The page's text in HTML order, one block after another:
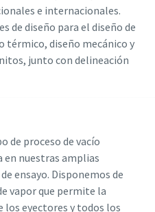
e internacionales.
de diseño para el diseño de
térmico, diseño mecánico y
junto con delineación
de proceso de vacío
en nuestras amplias
ensayo. Disponemos de
vapor que permite la
los eyectores y todos los
o solicitud
o solicitud
o solicitud
o solicitud
o solicitud